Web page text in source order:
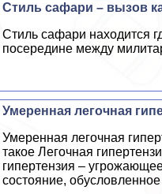
Стиль сафари – вызов
Стиль сафари находится
посередине между
Умеренная легочная
Умеренная легочная
такое Легочная
гипертензия –
состояние,